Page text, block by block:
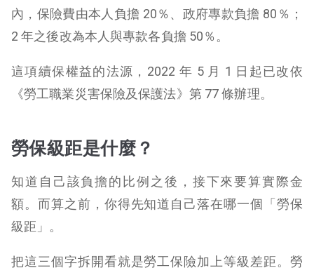
內，保險費由本人負擔 20％、政府專款負擔 80％；
2 年之後改為本人與專款各負擔 50％。
這項續保權益的法源，2022 年 5 月 1 日起已改依
《勞工職業災害保險及保護法》第 77 條辦理。
勞保級距是什麼？
知道自己該負擔的比例之後，接下來要算實際金
額。而算之前，你得先知道自己落在哪一個「勞保
級距」。
把這三個字拆開看就是勞工保險加上等級差距。勞